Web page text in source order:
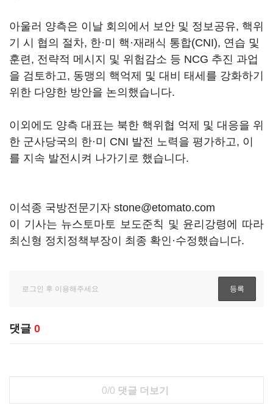
아울러 양측은 이날 회의에서 보안 및 정보공유, 핵위
기 시 협의 절차, 한·미 핵·재래식 통합(CNI), 연습 및
훈련, 전략적 메시지 및 위험감소 등 NCG 추진 과업
을 검토하고, 동맹의 핵억제 및 대비 태세를 강화하기
위한 다양한 방안을 논의했습니다.
이외에도 양측 대표는 북한 핵위협 억제 및 대응을 위
한 군사당국의 한·미 CNI 발전 노력을 평가하고, 이
를 지속 발전시켜 나가기로 했습니다.
이석종 국방전문기자 stone@etomato.com
이 기사는 뉴스토마토 보도준칙 및 윤리강령에 따라
최신형 정치정책부장이 최종 확인·수정했습니다.
댓글 0
0/0 댓글 더보기